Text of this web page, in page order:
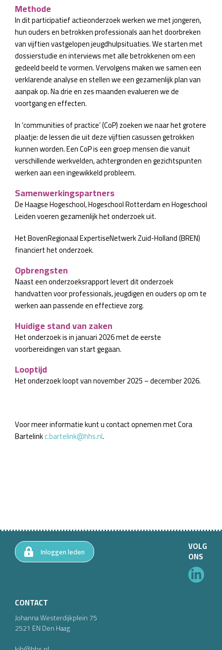
Methode
In dit participatief actieonderzoek werken we met jongeren,
hun ouders en betrokken professionals aan het doorbreken
van vijftien vastgelopen jeugdhulpsituaties. We starten met
dossierstudie en interviews met alle betrokkenen om een
gedeeld beeld te vormen. Vervolgens maken we samen een
verklarende analyse en stellen we een gezamenlijk plan van
aanpak op. Na drie en zes maanden evalueren we de
voortgang en effecten.
In ‘communities of practice’ (CoP) zoeken we naar het grotere
plaatje: de lessen die uit deze vijftien casussen getrokken
kunnen worden. Een CoP is een groep mensen die vanuit
verschillende werkvelden, achtergronden en gezichtspunten
werken aan een ingewikkeld probleem.
Samenwerkingspartners
De Haagse Hogeschool, Hogeschool Rotterdam en Hogeschool
Leiden voeren gezamenlijk het onderzoek uit.
Het BovenRegionaal ExpertiseNetwerk Zuid-Holland (BREN)
financiert het onderzoek.
Opbrengsten
Naast een onderzoeksrapport levert dit onderzoek
handvatten voor professionals, jeugdigen en ouders op om te
werken aan passende en effectieve zorg.
Huidige stand van zaken
Het onderzoek is in januari 2026 met de eerste
voorbereidingen van start gegaan.
Looptijd
Het onderzoek loopt van november 2025 – december 2026.
Voor meer informatie kunt u contact opnemen met Cora
Bartelinkc.bartelink@hhs.nl.
CONTACT
Johanna Westerdijkplein75
2521 ENDen Haag
Inloggen leden VOLG
ONS